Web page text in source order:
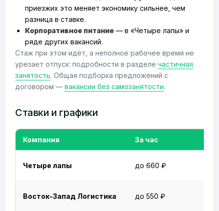
приезжих это меняет экономику сильнее, чем
разница в ставке.
Корпоративное питание — в «Четыре лапы» и
ряде других вакансий.
Стаж при этом идёт, а неполное рабочее время не
урезает отпуск: подробности в разделе частичная
занятость. Общая подборка предложений с
договором — вакансии без самозанятости.
Ставки и графики
Компания За час
Четыре лапы до 660 ₽
Восток-Запад Логистика до 550 ₽